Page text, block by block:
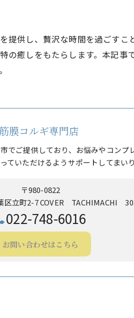
供し、贅沢な時間を過ごすこ
癒しをもたらします。本記
膜コルギ専門店
でご提供しており、お悩みやコン
いただけるようサポートしてまいり
〒980-0822
区立町2-7 COVER TACHIMACHI
022-748-6016
お問い合わせはこちら